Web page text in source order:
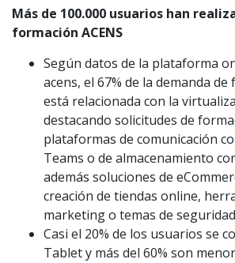
Más de 100.000 usuarios han
formación ACENS
Según datos de la plataforma
acens, el 67% de la demanda
está relacionada con la
destacando solicitudes de
plataformas de comunicación
Teams o de almacenamiento
además soluciones de
creación de tiendas online,
marketing o temas de
Casi el 20% de los usuarios se
Tablet y más del 60% son